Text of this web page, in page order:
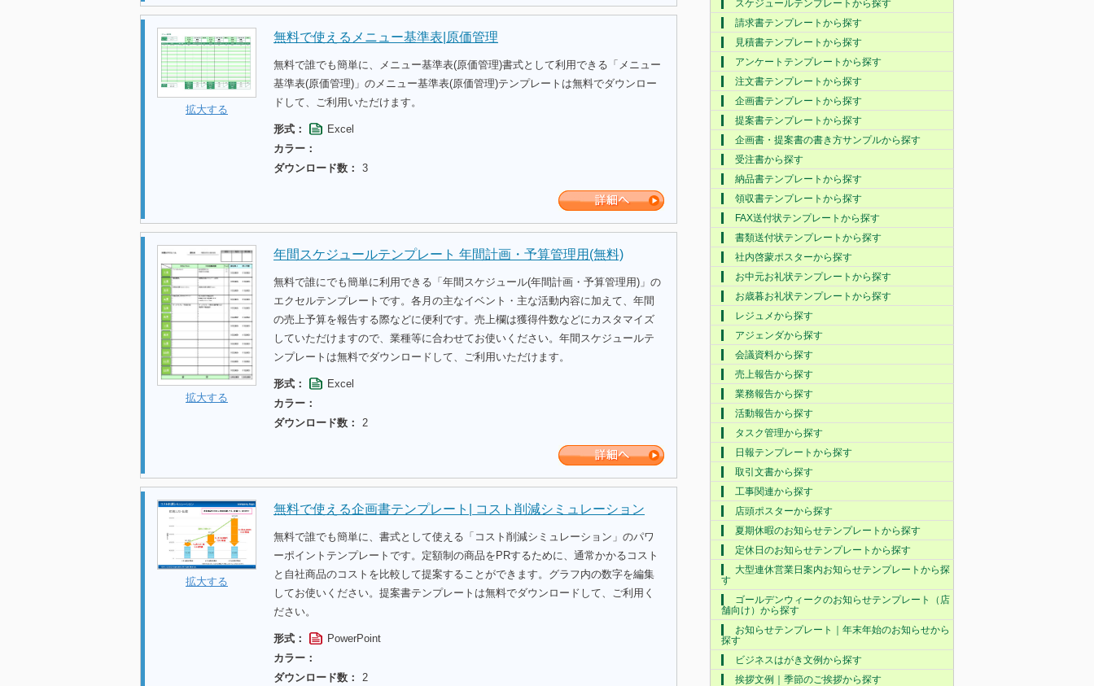
拡大する
無料で使えるメニュー基準表|原価管理
無料で誰でも簡単に、メニュー基準表(原価管理)書式として利用できる「メニュー
基準表(原価管理)」のメニュー基準表(原価管理)テンプレートは無料でダウンロー
ドして、ご利用いただけます。
形式：
Excel
カラー：
ダウンロード数：
3
拡大する
年間スケジュールテンプレート 年間計画・予算管理用(無料)
無料で誰にでも簡単に利用できる「年間スケジュール(年間計画・予算管理用)」の
エクセルテンプレートです。各月の主なイベント・主な活動内容に加えて、年間
の売上予算を報告する際などに便利です。売上欄は獲得件数などにカスタマイズ
していただけますので、業種等に合わせてお使いください。年間スケジュールテ
ンプレートは無料でダウンロードして、ご利用いただけます。
形式：
Excel
カラー：
ダウンロード数：
2
拡大する
無料で使える企画書テンプレート| コスト削減シミュレーション
無料で誰でも簡単に、書式として使える「コスト削減シミュレーション」のパワ
ーポイントテンプレートです。定額制の商品をPRするために、通常かかるコスト
と自社商品のコストを比較して提案することができます。グラフ内の数字を編集
してお使いください。提案書テンプレートは無料でダウンロードして、ご利用く
ださい。
形式：
PowerPoint
カラー：
ダウンロード数：
2
スケジュールテンプレートから探す
請求書テンプレートから探す
見積書テンプレートから探す
アンケートテンプレートから探す
注文書テンプレートから探す
企画書テンプレートから探す
提案書テンプレートから探す
企画書・提案書の書き方サンプルから探す
受注書から探す
納品書テンプレートから探す
領収書テンプレートから探す
FAX送付状テンプレートから探す
書類送付状テンプレートから探す
社内啓蒙ポスターから探す
お中元お礼状テンプレートから探す
お歳暮お礼状テンプレートから探す
レジュメから探す
アジェンダから探す
会議資料から探す
売上報告から探す
業務報告から探す
活動報告から探す
タスク管理から探す
日報テンプレートから探す
取引文書から探す
工事関連から探す
店頭ポスターから探す
夏期休暇のお知らせテンプレートから探す
定休日のお知らせテンプレートから探す
大型連休営業日案内お知らせテンプレートから探
す
ゴールデンウィークのお知らせテンプレート（店
舗向け）から探す
お知らせテンプレート｜年末年始のお知らせから
探す
ビジネスはがき文例から探す
挨拶文例｜季節のご挨拶から探す